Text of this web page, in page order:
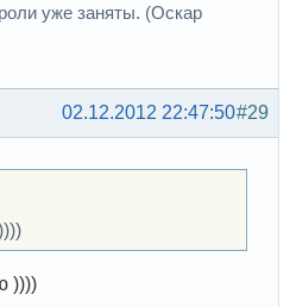
уже заняты. (Оскар
#29
02.12.2012 22:47:50
))))